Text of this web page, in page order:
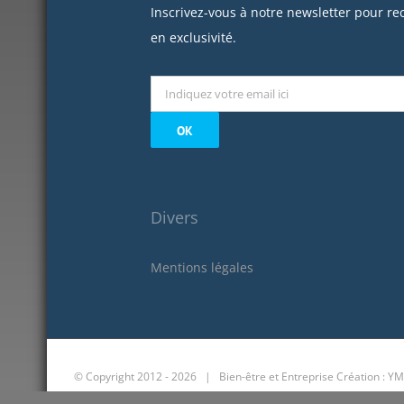
Inscrivez-vous à notre newsletter pour
en exclusivité.
Divers
Mentions légales
© Copyright 2012 -2026 | Bien-être et Entreprise Création :